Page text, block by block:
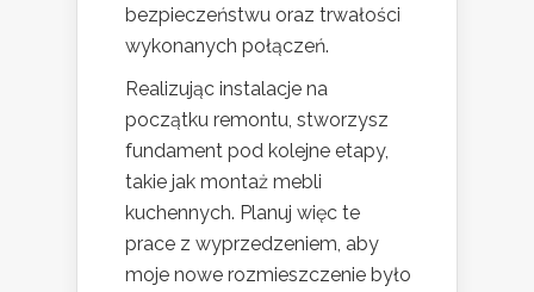
bezpieczeństwu oraz trwałości
wykonanych połączeń.
Realizując instalacje na
początku remontu, stworzysz
fundament pod kolejne etapy,
takie jak montaż mebli
kuchennych. Planuj więc te
prace z wyprzedzeniem, aby
moje nowe rozmieszczenie było